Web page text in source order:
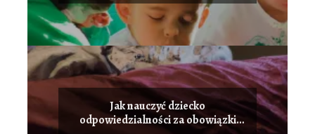
Jak nauczyć dziecko
odpowiedzialności za obowiązki